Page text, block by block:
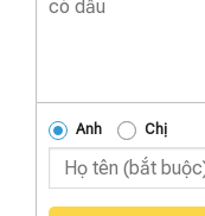
Anh Chị